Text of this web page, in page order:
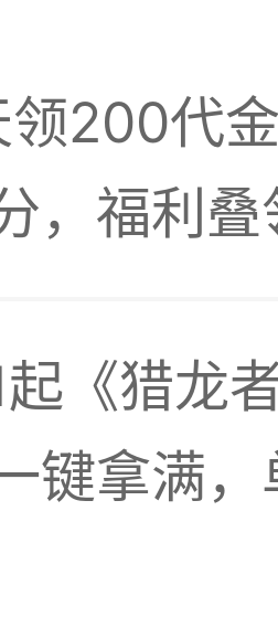
领200代
，福利叠
《猎龙
键拿满，